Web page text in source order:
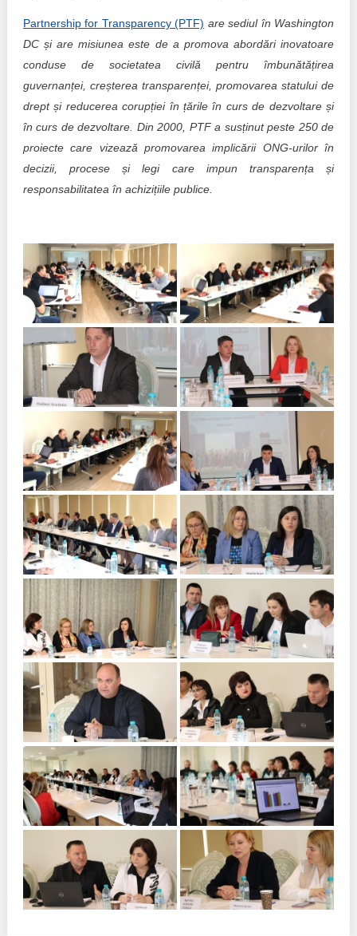
Partnership for Transparency (PTF) are sediul în Washington
DC și are misiunea este de a promova abordări inovatoare
conduse de societatea civilă pentru îmbunătățirea
guvernanței, creșterea transparenței, promovarea statului de
drept și reducerea corupției în țările în curs de dezvoltare și
în curs de dezvoltare. Din 2000, PTF a susținut peste 250 de
proiecte care vizează promovarea implicării ONG-urilor în
decizii, procese și legi care impun transparența și
responsabilitatea în achizițiile publice.